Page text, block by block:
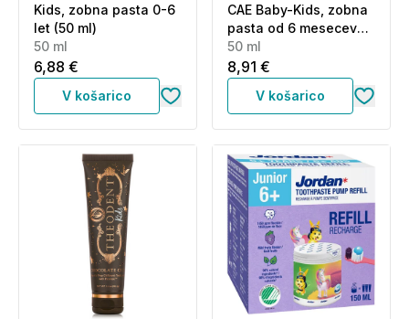
Kids, zobna pasta 0-6
let (50 ml)
50 ml
6,88 €
V košarico
CAE Baby-Kids, zobna
pasta od 6 mesecev
do 6 let - okus nežne
mete (50 ml)
50 ml
8,91 €
V košarico